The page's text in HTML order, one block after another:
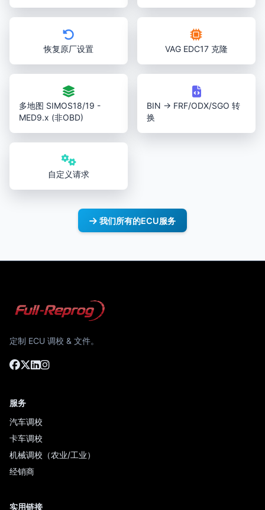
恢复原厂设置 VAG EDC17 克隆
多地图 SIMOS18/19 -
MED9.x (非OBD)
BIN → FRF/ODX/SGO 转
换
自定义请求
我们所有的ECU服务
定制 ECU 调校 & 文件。
服务
汽车调校
卡车调校
机械调校（农业/工业）
经销商
实用链接